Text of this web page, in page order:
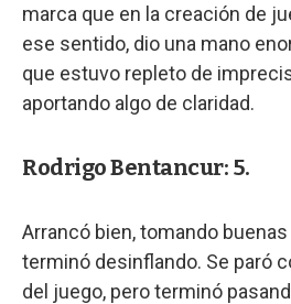
marca que en la creación de
ese sentido, dio una mano
que estuvo repleto de
aportando algo de claridad.
Rodrigo Bentancur: 5.
Arrancó bien, tomando
terminó desinflando. Se paró
del juego, pero terminó